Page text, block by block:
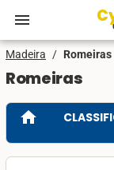
menu
Madeira / Romeiras
Romeiras
home